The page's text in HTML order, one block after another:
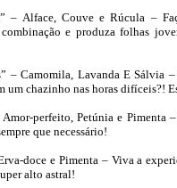
– Alface, Couve e Rúcula –
e produza folhas
– Camomila, Lavanda E Sálvia
um chazinho nas horas difíceis?!
perfeito, Petúnia e Pimenta
que necessário!
doce e Pimenta – Viva a
alto astral!